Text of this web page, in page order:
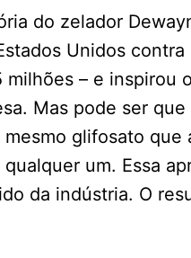
do zelador
Unidos
– e inspirou
Mas pode ser
glifosato
um. Essa
da indústria. O